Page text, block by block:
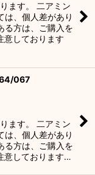
ます。 二アミン
は、個人差があり
る方は、ご購入を
意しております
067
ます。 二アミン
は、個人差があり
る方は、ご購入を
意しております…